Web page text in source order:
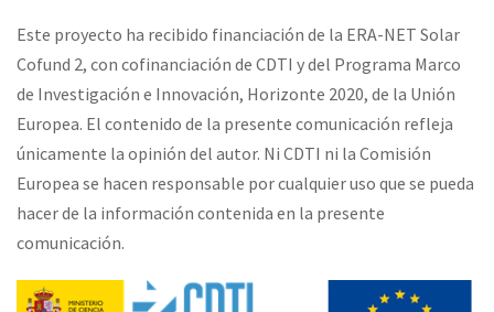
Este proyecto ha recibido financiación de la ERA-NET Solar
Cofund 2, con cofinanciación de CDTI y del Programa Marco
de Investigación e Innovación, Horizonte 2020, de la Unión
Europea. El contenido de la presente comunicación refleja
únicamente la opinión del autor. Ni CDTI ni la Comisión
Europea se hacen responsable por cualquier uso que se pueda
hacer de la información contenida en la presente
comunicación.